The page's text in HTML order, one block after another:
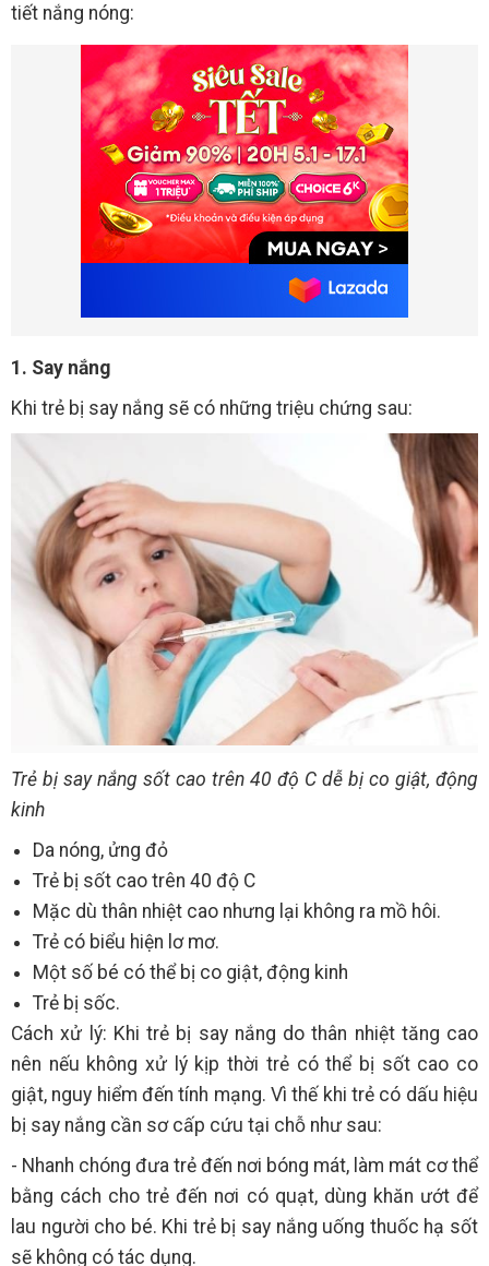
tiết nắng nóng:
1. Say nắng
Khi trẻ bị say nắng sẽ có những triệu chứng sau:
Trẻ bị say nắng sốt cao trên 40 độ C dễ bị co giật, động
kinh
Da nóng, ửng đỏ
Trẻ bị sốt cao trên 40 độ C
Mặc dù thân nhiệt cao nhưng lại không ra mồ hôi.
Trẻ có biểu hiện lơ mơ.
Một số bé có thể bị co giật, động kinh
Trẻ bị sốc.
Cách xử lý: Khi trẻ bị say nắng do thân nhiệt tăng cao
nên nếu không xử lý kịp thời trẻ có thể bị sốt cao co
giật, nguy hiểm đến tính mạng. Vì thế khi trẻ có dấu hiệu
bị say nắng cần sơ cấp cứu tại chỗ như sau:
- Nhanh chóng đưa trẻ đến nơi bóng mát, làm mát cơ thể
bằng cách cho trẻ đến nơi có quạt, dùng khăn ướt để
lau người cho bé. Khi trẻ bị say nắng uống thuốc hạ sốt
sẽ không có tác dụng.